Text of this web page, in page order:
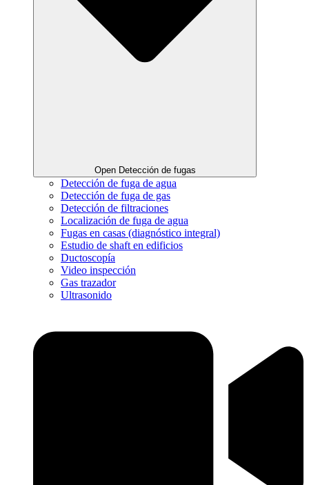
Open Detección de fugas
Detección de fuga de agua
Detección de fuga de gas
Detección de filtraciones
Localización de fuga de agua
Fugas en casas (diagnóstico integral)
Estudio de shaft en edificios
Ductoscopía
Video inspección
Gas trazador
Ultrasonido